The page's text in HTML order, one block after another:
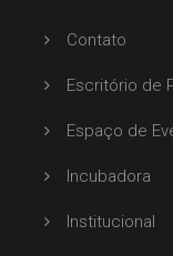
Contato
Escritório de
Espaço de
Incubadora
Institucional